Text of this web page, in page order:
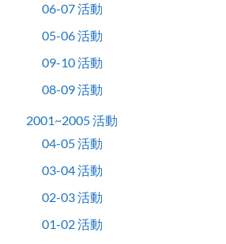
06-07 活動
05-06 活動
09-10 活動
08-09 活動
2001~2005 活動
04-05 活動
03-04 活動
02-03 活動
01-02 活動